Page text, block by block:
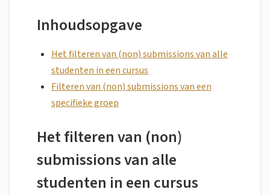
Inhoudsopgave
Het filteren van (non) submissions van alle
studenten in een cursus
Filteren van (non) submissions van een
specifieke groep
Het filteren van (non)
submissions van alle
studenten in een cursus